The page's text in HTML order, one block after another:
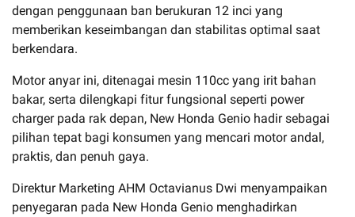
dengan penggunaan ban berukuran 12 inci yang
memberikan keseimbangan dan stabilitas optimal saat
berkendara.
Motor anyar ini, ditenagai mesin 110cc yang irit bahan
bakar, serta dilengkapi fitur fungsional seperti power
charger pada rak depan, New Honda Genio hadir sebagai
pilihan tepat bagi konsumen yang mencari motor andal,
praktis, dan penuh gaya.
Direktur Marketing AHM Octavianus Dwi menyampaikan
penyegaran pada New Honda Genio menghadirkan